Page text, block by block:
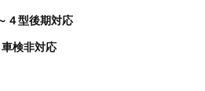
４型後期対応
車検非対応